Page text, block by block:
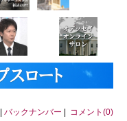
バックナンバー コメント(0)